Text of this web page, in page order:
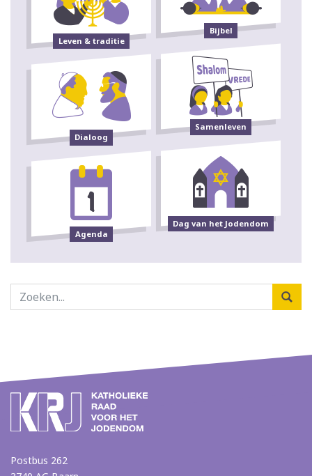
Leven & traditie
Bijbel
Dialoog
Samenleven
Agenda
Dag van het Jodendom
Postbus 262